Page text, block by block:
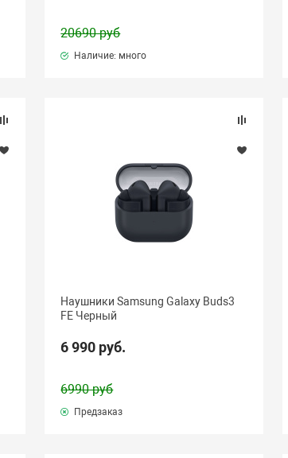
20690 руб
Наличие: много
Наушники Samsung Galaxy Buds3
FE Черный
6 990 руб.
6990 руб
Предзаказ